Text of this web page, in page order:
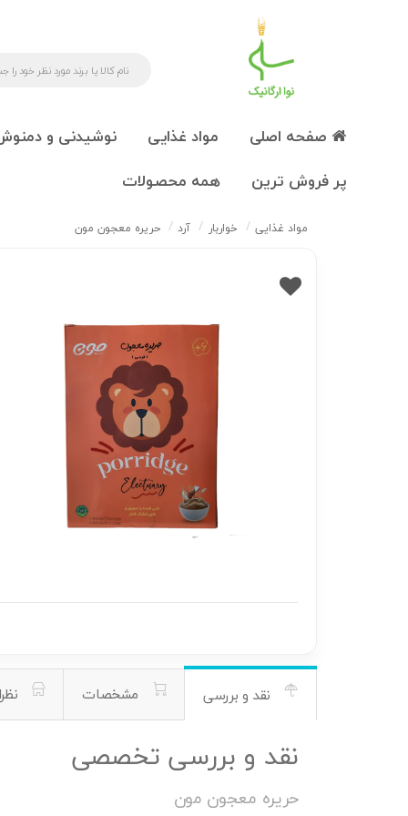
صفحه اصلی مواد غذایی نوشیدنی و
پر فروش ترین
همه محصولات
مواد غذایی خواربار آرد حریره معجون مون
نقد و بررسی مشخصات
نقد و بررسی تخصصی
حریره معجون مون